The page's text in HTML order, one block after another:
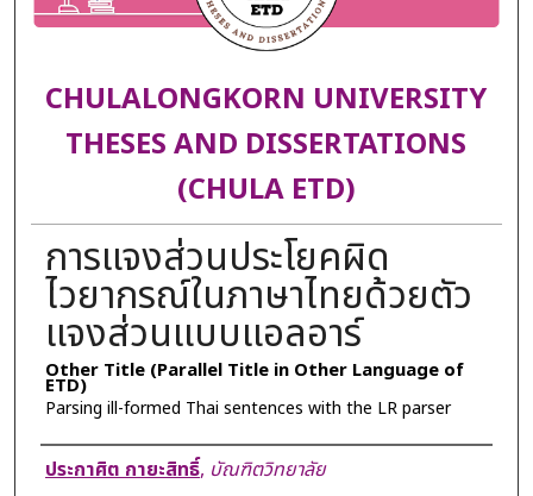
CHULALONGKORN UNIVERSITY
THESES AND DISSERTATIONS
(CHULA ETD)
การแจงส่วนประโยคผิด
ไวยากรณ์ในภาษาไทยด้วยตัว
แจงส่วนแบบแอลอาร์
Other Title (Parallel Title in Other Language of
ETD)
Parsing ill-formed Thai sentences with the LR parser
Author
ประกาศิต กายะสิทธิ์, บัณฑิตวิทยาลัย